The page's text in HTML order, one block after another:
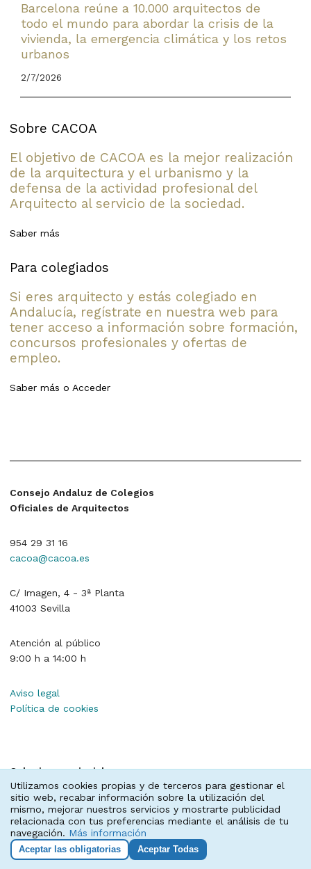
Barcelona reúne a 10.000 arquitectos de
todo el mundo para abordar la crisis de la
vivienda, la emergencia climática y los retos
urbanos
2/7/2026
Sobre CACOA
El objetivo de CACOA es la mejor realización
de la arquitectura y el urbanismo y la
defensa de la actividad profesional del
Arquitecto al servicio de la sociedad.
Saber más
Para colegiados
Si eres arquitecto y estás colegiado en
Andalucía, regístrate en nuestra web para
tener acceso a información sobre formación,
concursos profesionales y ofertas de
empleo.
Saber más o Acceder
Consejo Andaluz de Colegios
Oficiales de Arquitectos
954 29 31 16
cacoa@cacoa.es
C/ Imagen, 4 - 3ª Planta
41003 Sevilla
Atención al público
9:00 h a 14:00 h
Aviso legal
Política de cookies
Colegios provinciales
Almería,Cádiz,Córdoba,Granada,Huelva,Jaén,
Málaga,Sevilla
Utilizamos cookies propias y de terceros para gestionar el
sitio web, recabar información sobre la utilización del
mismo, mejorar nuestros servicios y mostrarte publicidad
relacionada con tus preferencias mediante el análisis de tu
navegación. Más información
Aceptar las obligatorias Aceptar Todas